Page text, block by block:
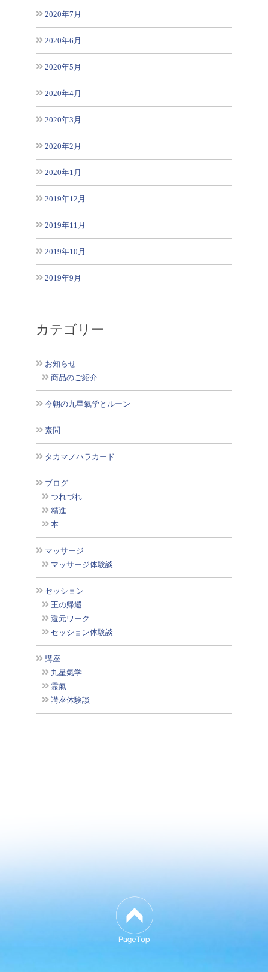
2020年7月
2020年6月
2020年5月
2020年4月
2020年3月
2020年2月
2020年1月
2019年12月
2019年11月
2019年10月
2019年9月
カテゴリー
お知らせ
商品のご紹介
今朝の九星氣学とルーン
素問
タカマノハラカード
ブログ
つれづれ
精進
本
マッサージ
マッサージ体験談
セッション
王の帰還
還元ワーク
セッション体験談
講座
九星氣学
霊氣
講座体験談